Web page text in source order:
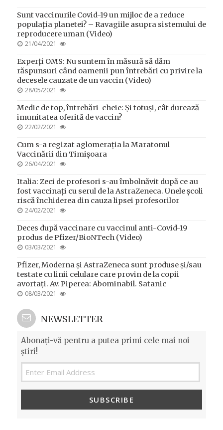
Sunt vaccinurile Covid-19 un mijloc de a reduce
populația planetei? – Ravagiile asupra sistemului de
reproducere uman (Video)
POSTED
21/04/2021
Experți OMS: Nu suntem în măsură să dăm
răspunsuri când oamenii pun întrebări cu privire la
decesele cauzate de un vaccin (Video)
POSTED
28/05/2021
Medic de top, întrebări-cheie: Și totuși, cât durează
imunitatea oferită de vaccin?
POSTED
22/02/2021
Cum s-a regizat aglomerația la Maratonul
Vaccinării din Timișoara
POSTED
26/04/2021
Italia: Zeci de profesori s-au îmbolnăvit după ce au
fost vaccinați cu serul de la AstraZeneca. Unele școli
riscă închiderea din cauza lipsei profesorilor
POSTED
24/02/2021
Deces după vaccinare cu vaccinul anti-Covid-19
produs de Pfizer/BioNTech (Video)
POSTED
03/03/2021
Pfizer, Moderna și AstraZeneca sunt produse și/sau
testate cu linii celulare care provin de la copii
avortați. Av. Piperea: Abominabil. Satanic
POSTED
08/03/2021
NEWSLETTER
Abonați-vă pentru a putea primi cele mai noi
știri!
SUBSCRIBE